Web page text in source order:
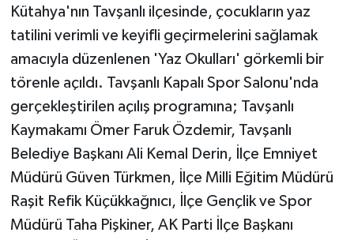
Kütahya'nın Tavşanlı ilçesinde, çocukların yaz
tatilini verimli ve keyifli geçirmelerini sağlamak
amacıyla düzenlenen 'Yaz Okulları' görkemli bir
törenle açıldı. Tavşanlı Kapalı Spor Salonu'nda
gerçekleştirilen açılış programına; Tavşanlı
Kaymakamı Ömer Faruk Özdemir, Tavşanlı
Belediye Başkanı Ali Kemal Derin, İlçe Emniyet
Müdürü Güven Türkmen, İlçe Milli Eğitim Müdürü
Raşit Refik Küçükkağnıcı, İlçe Gençlik ve Spor
Müdürü Taha Pişkiner, AK Parti İlçe Başkanı